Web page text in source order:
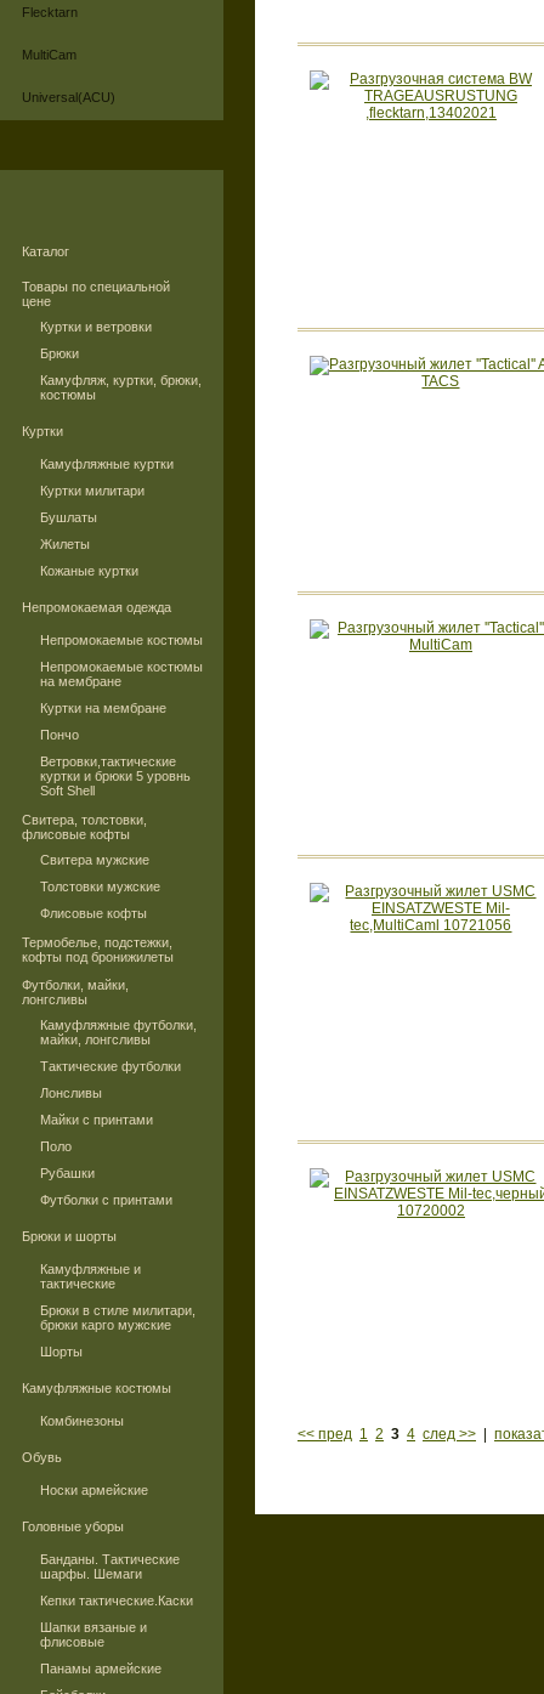
Flecktarn
MultiCam
Universal(ACU)
Каталог
Товары по специальной
цене
Куртки и ветровки
Брюки
Камуфляж, куртки, брюки,
костюмы
Куртки
Камуфляжные куртки
Куртки милитари
Бушлаты
Жилеты
Кожаные куртки
Непромокаемая одежда
Непромокаемые костюмы
Непромокаемые костюмы
на мембране
Куртки на мембране
Пончо
Ветровки,тактические
куртки и брюки 5 уровнь
Soft Shell
Свитера, толстовки,
флисовые кофты
Свитера мужские
Толстовки мужские
Флисовые кофты
Термобелье, подстежки,
кофты под бронижилеты
Футболки, майки,
лонгсливы
Камуфляжные футболки,
майки, лонгсливы
Тактические футболки
Лонсливы
Майки с принтами
Поло
Рубашки
Футболки с принтами
Брюки и шорты
Камуфляжные и
тактические
Брюки в стиле милитари,
брюки карго мужские
Шорты
Камуфляжные костюмы
Комбинезоны
Обувь
Носки армейские
Головные уборы
Банданы. Тактические
шарфы. Шемаги
Кепки тактические.Каски
Шапки вязаные и
флисовые
Панамы армейские
<< пред 1 2 3 4 след >>